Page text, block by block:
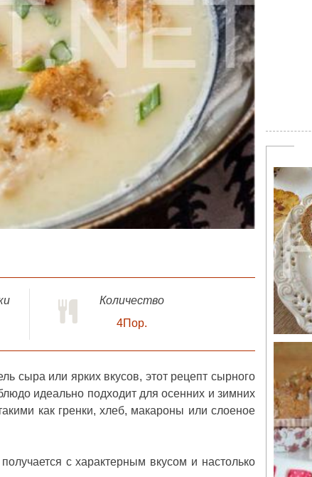
Количество
4Пор.
сыра или ярких вкусов, этот рецепт сырного
идеально подходит для осенних и зимних
как гренки, хлеб, макароны или слоеное
с характерным вкусом и настолько